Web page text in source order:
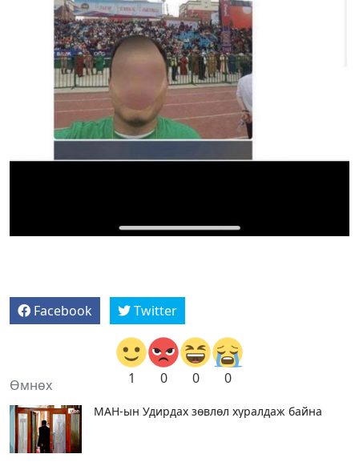
Facebook Twitter
1 0 0 0
Өмнөх
МАН-ын Удирдах зөвлөл хуралдаж байна